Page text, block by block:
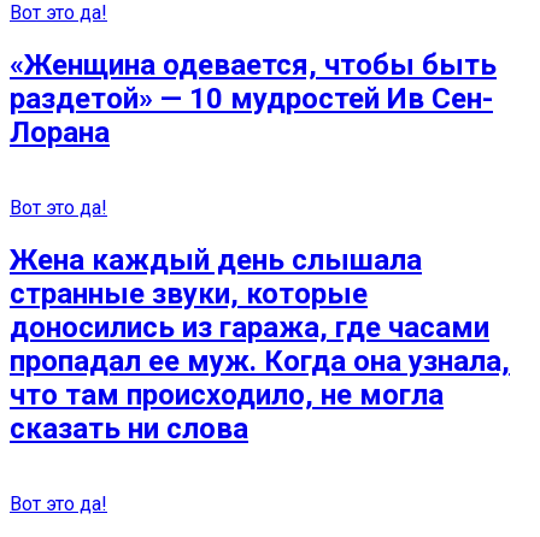
Вот это да!
«Женщина одевается, чтобы быть
раздетой» — 10 мудростей Ив Сен-
Лорана
Вот это да!
Жена каждый день слышала
странные звуки, которые
доносились из гаража, где часами
пропадал ее муж. Когда она узнала,
что там происходило, не могла
сказать ни слова
Вот это да!